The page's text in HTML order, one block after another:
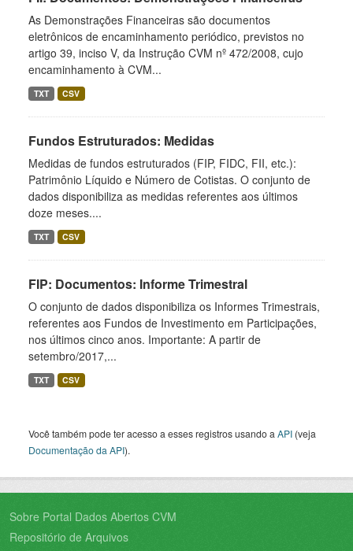
As Demonstrações Financeiras são documentos
eletrônicos de encaminhamento periódico, previstos no
artigo 39, inciso V, da Instrução CVM nº 472/2008, cujo
encaminhamento à CVM...
TXT CSV
Fundos Estruturados: Medidas
Medidas de fundos estruturados (FIP, FIDC, FII, etc.):
Patrimônio Líquido e Número de Cotistas. O conjunto de
dados disponibiliza as medidas referentes aos últimos
doze meses....
TXT CSV
FIP: Documentos: Informe Trimestral
O conjunto de dados disponibiliza os Informes Trimestrais,
referentes aos Fundos de Investimento em Participações,
nos últimos cinco anos. Importante: A partir de
setembro/2017,...
TXT CSV
Você também pode ter acesso a esses registros usando a API (veja
Documentação da API).
Sobre Portal Dados Abertos CVM
Repositório de Arquivos